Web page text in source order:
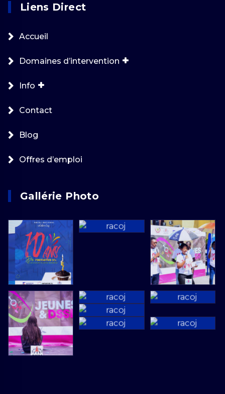
Liens Direct
Accueil
Domaines d’intervention
Info
Contact
Blog
Offres d’emploi
Gallérie Photo